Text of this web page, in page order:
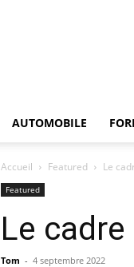
AUTOMOBILE
Accueil Featured Le
Featured
Le
Tom - 4 septembre 2022